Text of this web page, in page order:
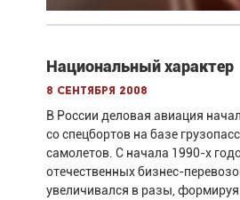
Национальный характер
8 сентября 2008
В России деловая авиация
со спецбортов на базе
самолетов. С начала 1990-х
отечественных бизнес-
увеличивался в разы,